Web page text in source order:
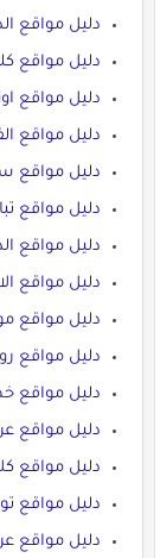
دليل مواقع
دليل مواقع
دليل مواقع
دليل مواقع
دليل مواقع
دليل مواقع
دليل مواقع
دليل مواقع
دليل مواقع
دليل مواقع
دليل مواقع
دليل مواقع
دليل مواقع
دليل مواقع
دليل مواقع